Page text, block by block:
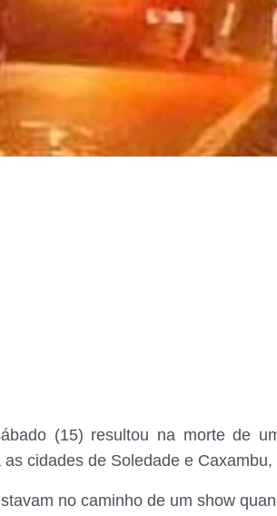
(15) resultou na morte de
cidades de Soledade e Caxambu,
no caminho de um show